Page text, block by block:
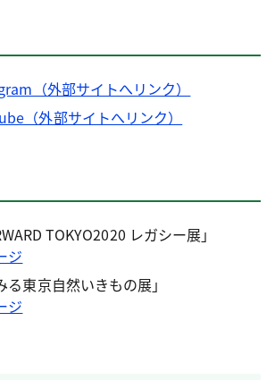
（外部サイトへリンク）
（外部サイトへリンク）
TOKYO2020 レガシー展」
ジ
る東京自然いきもの展」
ジ